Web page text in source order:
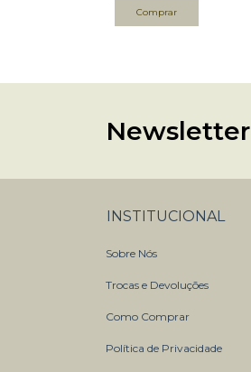
Newsletter
INSTITUCIONAL
Sobre Nós
Trocas e Devoluções
Como Comprar
Política de Privacidade